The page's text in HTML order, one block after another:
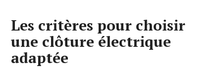
Les critères pour choisir
une clôture électrique
adaptée